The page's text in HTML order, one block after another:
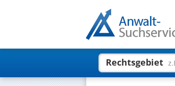
Rechtsgebiet